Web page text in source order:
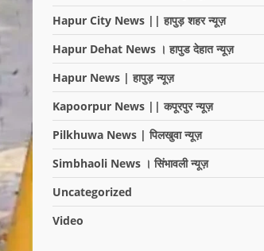
Hapur City News || हापुड़ शहर न्यूज़
Hapur Dehat News । हापुड देहात न्यूज़
Hapur News | हापुड़ न्यूज़
Kapoorpur News || कपूरपुर न्यूज़
Pilkhuwa News | पिलखुवा न्यूज़
Simbhaoli News । सिंभावली न्यूज़
Uncategorized
Video